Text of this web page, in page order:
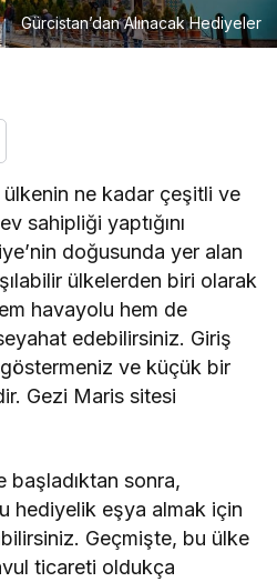
Gürcistan’dan Alınacak Hediyeler
ne kadar çeşitli ve
sahipliği yaptığını
doğusunda yer alan
ülkelerden biri olarak
havayolu hem de
edebilirsiniz. Giriş
ve küçük bir
Gezi Maris sitesi
başladıktan sonra,
hediyelik eşya almak için
Geçmişte, bu ülke
ticareti oldukça